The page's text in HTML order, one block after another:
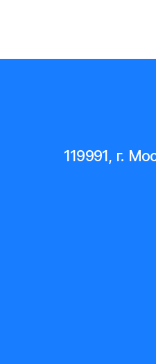
119991, г.